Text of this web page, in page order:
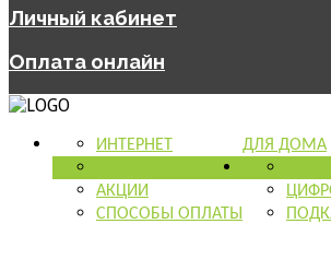
Личный кабинет
Оплата онлайн
ДЛЯ ДОМА
ИНТЕРНЕТ
АКЦИИ
СПОСОБЫ ОПЛАТЫ